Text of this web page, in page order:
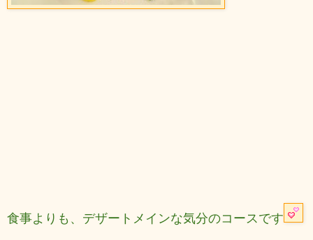
食事よりも、デザートメインな気分のコースです